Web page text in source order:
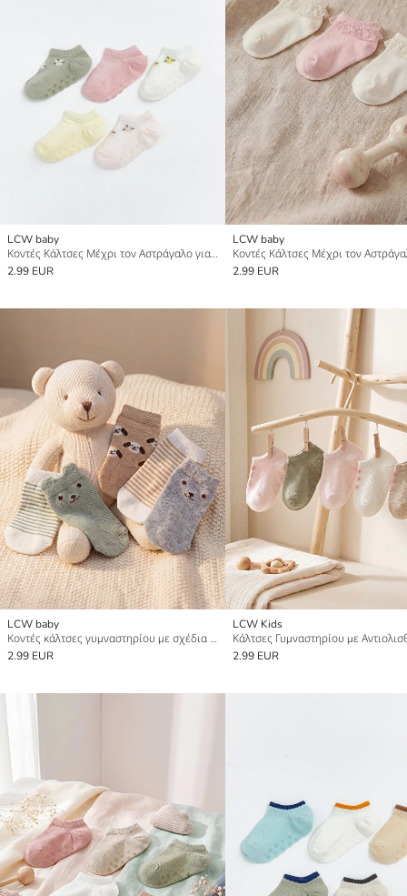
LCW baby
Κοντές Κάλτσες Μέχρι τον Αστράγαλο για Μωρό Κορίτσι 5 Συσκευασίες
2.99 EUR
LCW baby
2.99 EUR
LCW baby
Κοντές κάλτσες γυμναστηρίου με σχέδια για μωρό αγόρι, συσκευασία 5 τεμαχίων
2.99 EUR
LCW Kids
2.99 EUR